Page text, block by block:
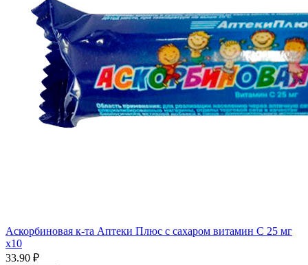
Аскорбиновая к-та Аптеки Плюс с сахаром витамин С 25 мг
x10
33.90 ₽